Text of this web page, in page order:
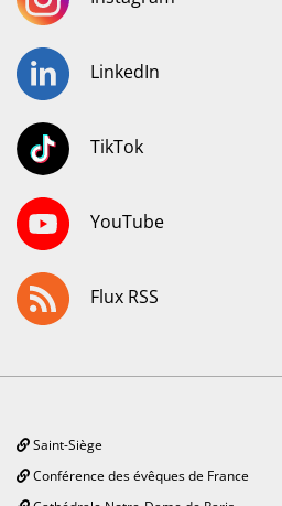
LinkedIn
TikTok
YouTube
Flux RSS
Saint-Siège
Conférence des évêques de France